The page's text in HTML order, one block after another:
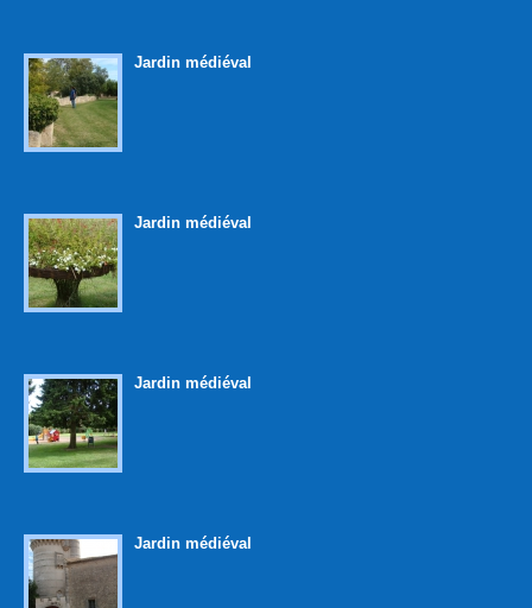
Jardin médiéval
Jardin médiéval
Jardin médiéval
Jardin médiéval